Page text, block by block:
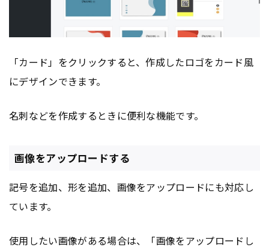
「カード」をクリックすると、作成したロゴをカード風
にデザインできます。
名刺などを作成するときに便利な機能です。
画像をアップロードする
記号を追加、形を追加、画像をアップロードにも対応し
ています。
使用したい画像がある場合は、「画像をアップロードし